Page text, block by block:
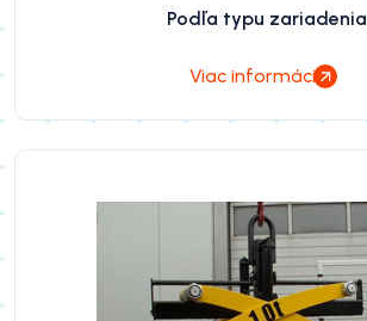
Podľa typu zariadenia
Viac informácií